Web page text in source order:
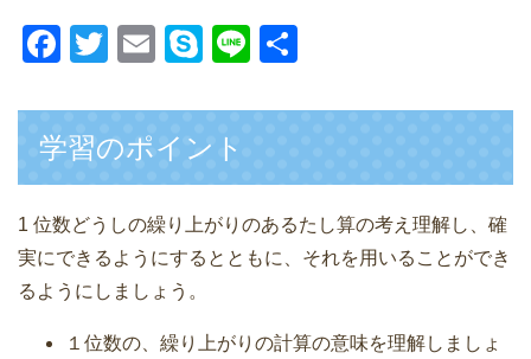
F
c
e
b
o
o
k
T
tt
er
E
ail
S
p
e
Li
e
学習のポイント
1 位数どうしの繰り上がりのあるたし算の考え理解し、確
実にできるようにするとともに、それを用いることができ
るようにしましょう。
１位数の、繰り上がりの計算の意味を理解しましょ